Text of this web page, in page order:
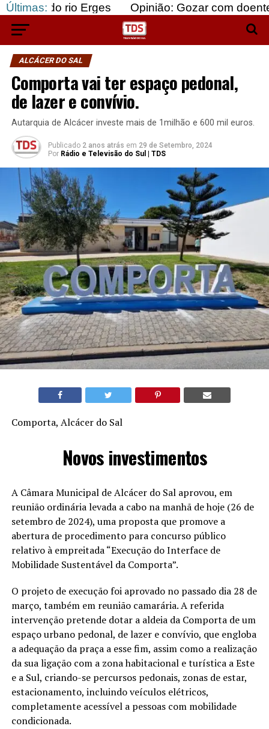
Últimas:
Erges Opinião: Gozar com doentes e
ALCÁCER DO SAL
Comporta vai ter espaço pedonal,
de lazer e convívio.
Autarquia de Alcácer investe mais de 1milhão e 600 mil euros.
Publicado 2 anos atrás em 29 de Setembro, 2024
Por Rádio e Televisão do Sul | TDS
Comporta, Alcácer do Sal
Novos investimentos
A Câmara Municipal de Alcácer do Sal aprovou, em
reunião ordinária levada a cabo na manhã de hoje (26 de
setembro de 2024), uma proposta que promove a
abertura de procedimento para concurso público
relativo à empreitada “Execução do Interface de
Mobilidade Sustentável da Comporta”.
O projeto de execução foi aprovado no passado dia 28 de
março, também em reunião camarária. A referida
intervenção pretende dotar a aldeia da Comporta de um
espaço urbano pedonal, de lazer e convívio, que engloba
a adequação da praça a esse fim, assim como a realização
da sua ligação com a zona habitacional e turística a Este
e a Sul, criando-se percursos pedonais, zonas de estar,
estacionamento, incluindo veículos elétricos,
completamente acessível a pessoas com mobilidade
condicionada.